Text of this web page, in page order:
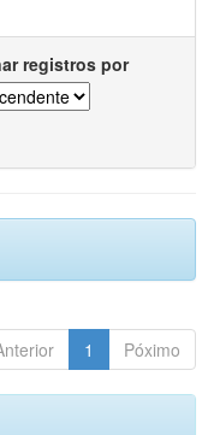
registros por
1 Póximo